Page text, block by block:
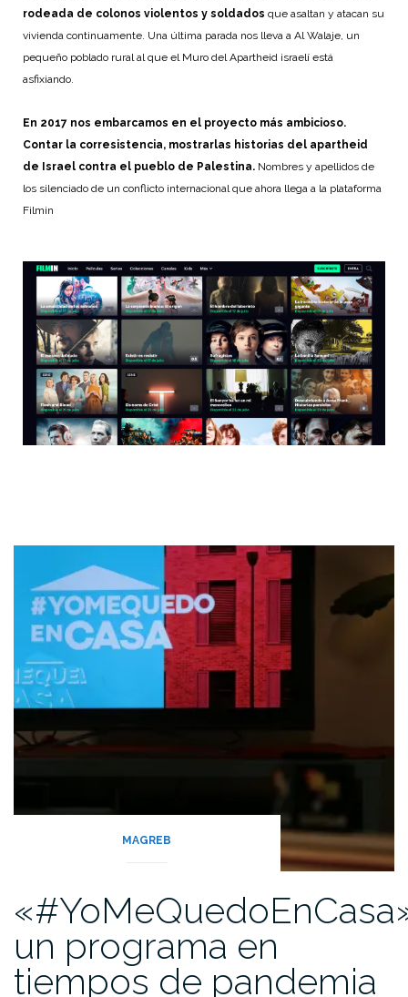
rodeada de colonos violentos y soldados que asaltan y atacan su
vivienda continuamente. Una última parada nos lleva a Al Walaje, un
pequeño poblado rural al que el Muro del Apartheid israelí está
asfixiando.
En 2017 nos embarcamos en el proyecto más ambicioso.
Contar la corresistencia, mostrarlas historias del apartheid
de Israel contra el pueblo de Palestina. Nombres y apellidos de
los silenciado de un conflicto internacional que ahora llega a la plataforma
Filmin
MAGREB
un programa en
tiempos de pandemia